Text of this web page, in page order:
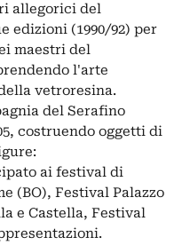
allegorici del
edizioni (1990/92) per
maestri del
l'arte
vetroresina.
del Serafino
costruendo oggetti di
ai festival di
(BO), Festival Palazzo
e Castella, Festival